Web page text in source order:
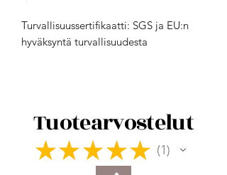
Turvallisuussertifikaatti: SGS ja EU:n
hyväksyntä turvallisuudesta
Tuotearvostelut
★ ★ ★ ★ ★ 1
1